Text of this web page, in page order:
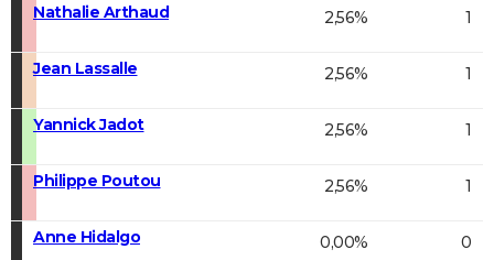
Nathalie Arthaud 2,56% 1
Jean Lassalle 2,56% 1
Yannick Jadot 2,56% 1
Philippe Poutou 2,56% 1
Anne Hidalgo 0,00% 0